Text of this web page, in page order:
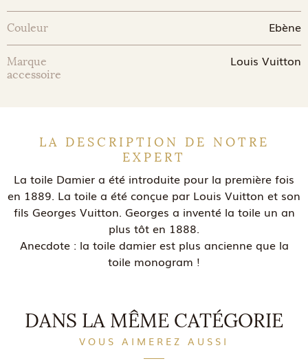
Couleur Ebène
Marque
accessoire
Louis Vuitton
LA DESCRIPTION DE NOTRE
EXPERT
La toile Damier a été introduite pour la première fois
en 1889. La toile a été conçue par Louis Vuitton et son
fils Georges Vuitton. Georges a inventé la toile un an
plus tôt en 1888.
Anecdote : la toile damier est plus ancienne que la
toile monogram !
DANS LA MÊME CATÉGORIE
VOUS AIMEREZ AUSSI